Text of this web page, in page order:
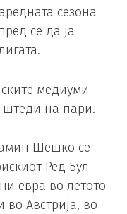
сезона
се да ја
медиуми
штеди на пари.
Шешко се
Ред Бул
евра во летото
во Австрија, во